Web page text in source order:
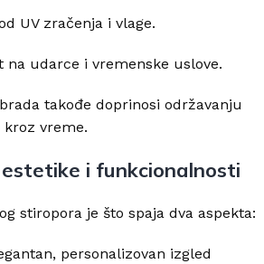
UV zračenja i vlage.
na udarce i vremenske uslove.
takođe doprinosi održavanju
kroz vreme.
i funkcionalnosti
stiropora je što spaja dva aspekta:
personalizovan izgled